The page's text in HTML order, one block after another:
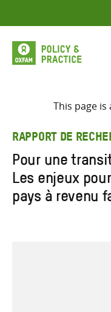
to
content
This page is
RAPPORT DE
Pour une
Les enjeux
pays à revenu